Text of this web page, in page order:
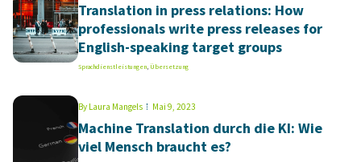
Translation in press relations: How
professionals write press releases for
English-speaking target groups
Sprachdienstleistungen, Übersetzung
ByLaura Mangels Mai 9, 2023
Machine Translation durch die KI: Wie
viel Mensch braucht es?